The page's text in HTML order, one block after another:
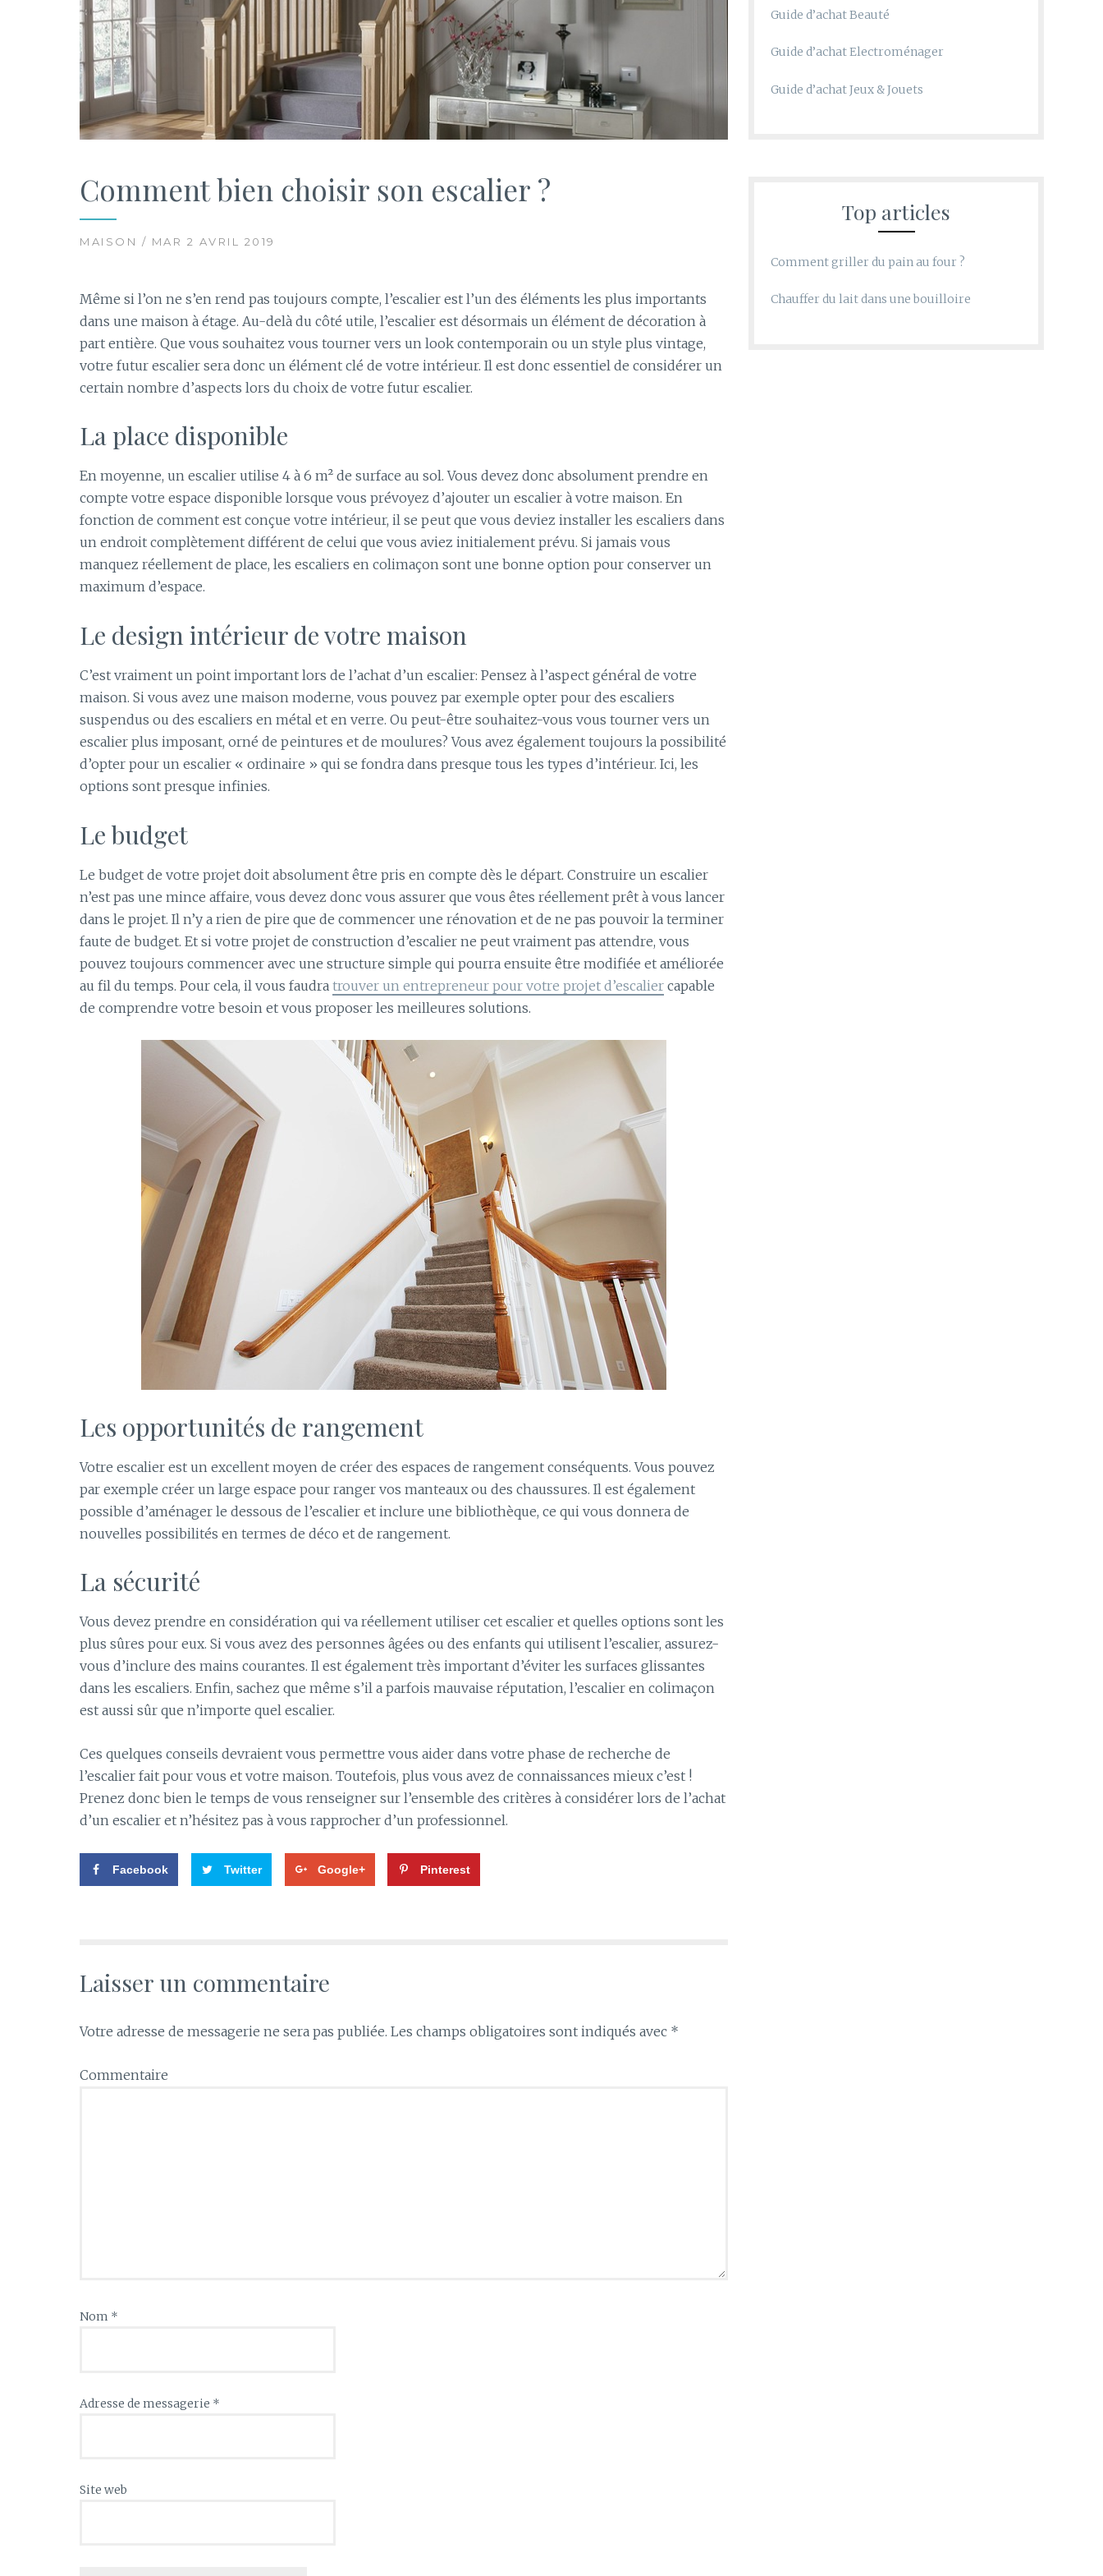
Comment bien choisir son escalier ?
MAISON / MAR 2 AVRIL 2019
Même si l’on ne s’en rend pas toujours compte, l’escalier est l’un des éléments les plus importants
dans une maison à étage. Au-delà du côté utile, l’escalier est désormais un élément de décoration à
part entière. Que vous souhaitez vous tourner vers un look contemporain ou un style plus vintage,
votre futur escalier sera donc un élément clé de votre intérieur. Il est donc essentiel de considérer un
certain nombre d’aspects lors du choix de votre futur escalier.
La place disponible
En moyenne, un escalier utilise 4 à 6 m² de surface au sol. Vous devez donc absolument prendre en
compte votre espace disponible lorsque vous prévoyez d’ajouter un escalier à votre maison. En
fonction de comment est conçue votre intérieur, il se peut que vous deviez installer les escaliers dans
un endroit complètement différent de celui que vous aviez initialement prévu. Si jamais vous
manquez réellement de place, les escaliers en colimaçon sont une bonne option pour conserver un
maximum d’espace.
Le design intérieur de votre maison
C’est vraiment un point important lors de l’achat d’un escalier: Pensez à l’aspect général de votre
maison. Si vous avez une maison moderne, vous pouvez par exemple opter pour des escaliers
suspendus ou des escaliers en métal et en verre. Ou peut-être souhaitez-vous vous tourner vers un
escalier plus imposant, orné de peintures et de moulures? Vous avez également toujours la possibilité
d’opter pour un escalier « ordinaire » qui se fondra dans presque tous les types d’intérieur. Ici, les
options sont presque infinies.
Le budget
Le budget de votre projet doit absolument être pris en compte dès le départ. Construire un escalier
n’est pas une mince affaire, vous devez donc vous assurer que vous êtes réellement prêt à vous lancer
dans le projet. Il n’y a rien de pire que de commencer une rénovation et de ne pas pouvoir la terminer
faute de budget. Et si votre projet de construction d’escalier ne peut vraiment pas attendre, vous
pouvez toujours commencer avec une structure simple qui pourra ensuite être modifiée et améliorée
au fil du temps. Pour cela, il vous faudra trouver un entrepreneur pour votre projet d’escalier capable
de comprendre votre besoin et vous proposer les meilleures solutions.
Les opportunités de rangement
Votre escalier est un excellent moyen de créer des espaces de rangement conséquents. Vous pouvez
par exemple créer un large espace pour ranger vos manteaux ou des chaussures. Il est également
possible d’aménager le dessous de l’escalier et inclure une bibliothèque, ce qui vous donnera de
nouvelles possibilités en termes de déco et de rangement.
La sécurité
Vous devez prendre en considération qui va réellement utiliser cet escalier et quelles options sont les
plus sûres pour eux. Si vous avez des personnes âgées ou des enfants qui utilisent l’escalier, assurez-
vous d’inclure des mains courantes. Il est également très important d’éviter les surfaces glissantes
dans les escaliers. Enfin, sachez que même s’il a parfois mauvaise réputation, l’escalier en colimaçon
est aussi sûr que n’importe quel escalier.
Ces quelques conseils devraient vous permettre vous aider dans votre phase de recherche de
l’escalier fait pour vous et votre maison. Toutefois, plus vous avez de connaissances mieux c’est !
Prenez donc bien le temps de vous renseigner sur l’ensemble des critères à considérer lors de l’achat
d’un escalier et n’hésitez pas à vous rapprocher d’un professionnel.
Facebook Twitter Google+ Pinterest
Laisser un commentaire
Votre adresse de messagerie ne sera pas publiée. Les champs obligatoires sont indiqués avec *
Commentaire
Nom *
Adresse de messagerie *
Site web
Guide d’achat Beauté
Guide d’achat Electroménager
Guide d’achat Jeux & Jouets
Top articles
Comment griller du pain au four ?
Chauffer du lait dans une bouilloire